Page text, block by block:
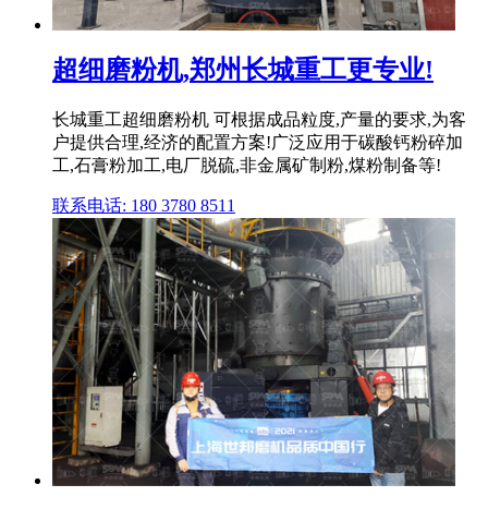
超细磨粉机,郑州长城重工更专业!
长城重工超细磨粉机 可根据成品粒度,产量的要求,为客
户提供合理,经济的配置方案!广泛应用于碳酸钙粉碎加
工,石膏粉加工,电厂脱硫,非金属矿制粉,煤粉制备等!
联系电话: 180 3780 8511